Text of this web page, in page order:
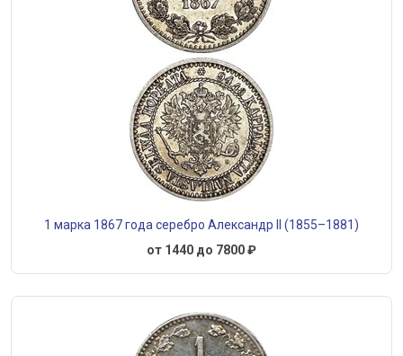
1 марка 1867 года серебро Александр II (1855–1881)
от 1440 до 7800 ₽